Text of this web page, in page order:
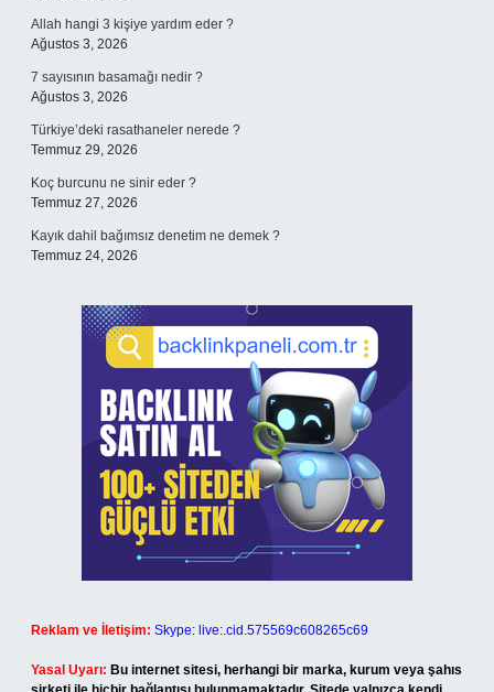
Allah hangi 3 kişiye yardım eder ?
Ağustos 3, 2026
7 sayısının basamağı nedir ?
Ağustos 3, 2026
Türkiye’deki rasathaneler nerede ?
Temmuz 29, 2026
Koç burcunu ne sinir eder ?
Temmuz 27, 2026
Kayık dahil bağımsız denetim ne demek ?
Temmuz 24, 2026
Reklam ve İletişim: Skype: live:.cid.575569c608265c69
Yasal Uyarı: Bu internet sitesi, herhangi bir marka, kurum veya şahıs